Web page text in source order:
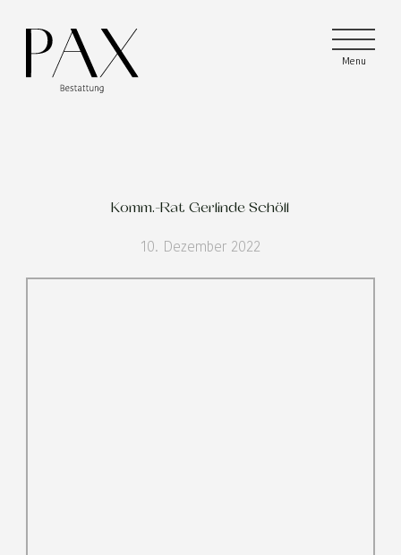
Menu
Menu
Menu
Komm.-Rat Gerlinde Schöll
10. Dezember 2022